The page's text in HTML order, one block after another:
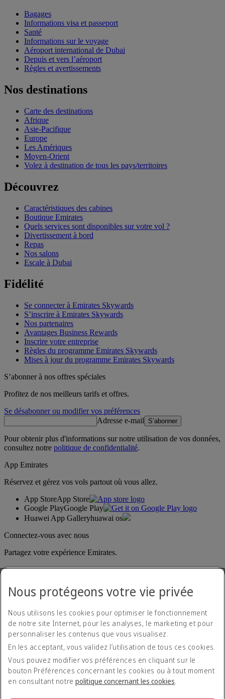
Bagages
Informations visa et passeport
Santé
Informations sur le voyage
Aéroport international de Dubai
Depuis et vers l’aéroport
Règles et avertissements
Nos destinations
Carte des destinations
Afrique
Asie-Pacifique
Europe
Les Amériques
Moyen-Orient
Volez à destination de tous les pays/territoires
Découvrez
Caractéristiques des cabines
Boutique Emirates
Quels services sont disponibles sur votre vol ?
Divertissement à bord
Repas
Nos salons
Escale à Dubai
Fidélité
Se connecter à Emirates Skywards
S’inscrire à Emirates Skywards
Nos partenaires
Avantages Business Rewards
Inscrire votre entreprise
Règles du programme Emirates Skywards
Mises à jour du programme Emirates Skywards
S’abonner à nos offres spéciales
Profitez de nos meilleurs tarifs et offres.
Se désabonner ou modifier vos préférences
Adresse e-mail
S’abonner
Pour obtenir plus d'informations sur notre utilisation de vos données,
consultez notre politique de confidentialité.
App Emirates
Réservez et gérez vos vols partout où vous allez.
App StoreApp Store
Google PlayGoogle Play
Huawei App Galleryhuawai os
Connectez-vous avec nous
Partagez votre expérience Emirates.
Déclaration d'accessibilité
Nous contacter
Politique de confidentialité
Conditions générales
Politique en matière de cookies
Cyber-sécurité
Nous protégeons votre vie privée
Nous utilisons les cookies pour optimiser le fonctionnement
de notre site Internet, pour les analyses, le marketing et pour
personnaliser les contenus que vous visualisez.
En les acceptant, vous validez l’utilisation de tous ces cookies.
Vous pouvez modifier vos préférences en cliquant sur le
bouton Préférences concernant les cookies ou à tout moment
en consultant notrepolitique concernant les cookies.